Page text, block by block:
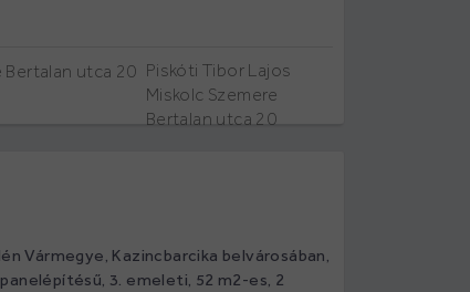
Piskóti Tibor Lajos
Miskolc Szemere
Bertalan utca 20
Vármegye, Kazincbarcika belvárosában,
3. emeleti, 52 m2-es, 2